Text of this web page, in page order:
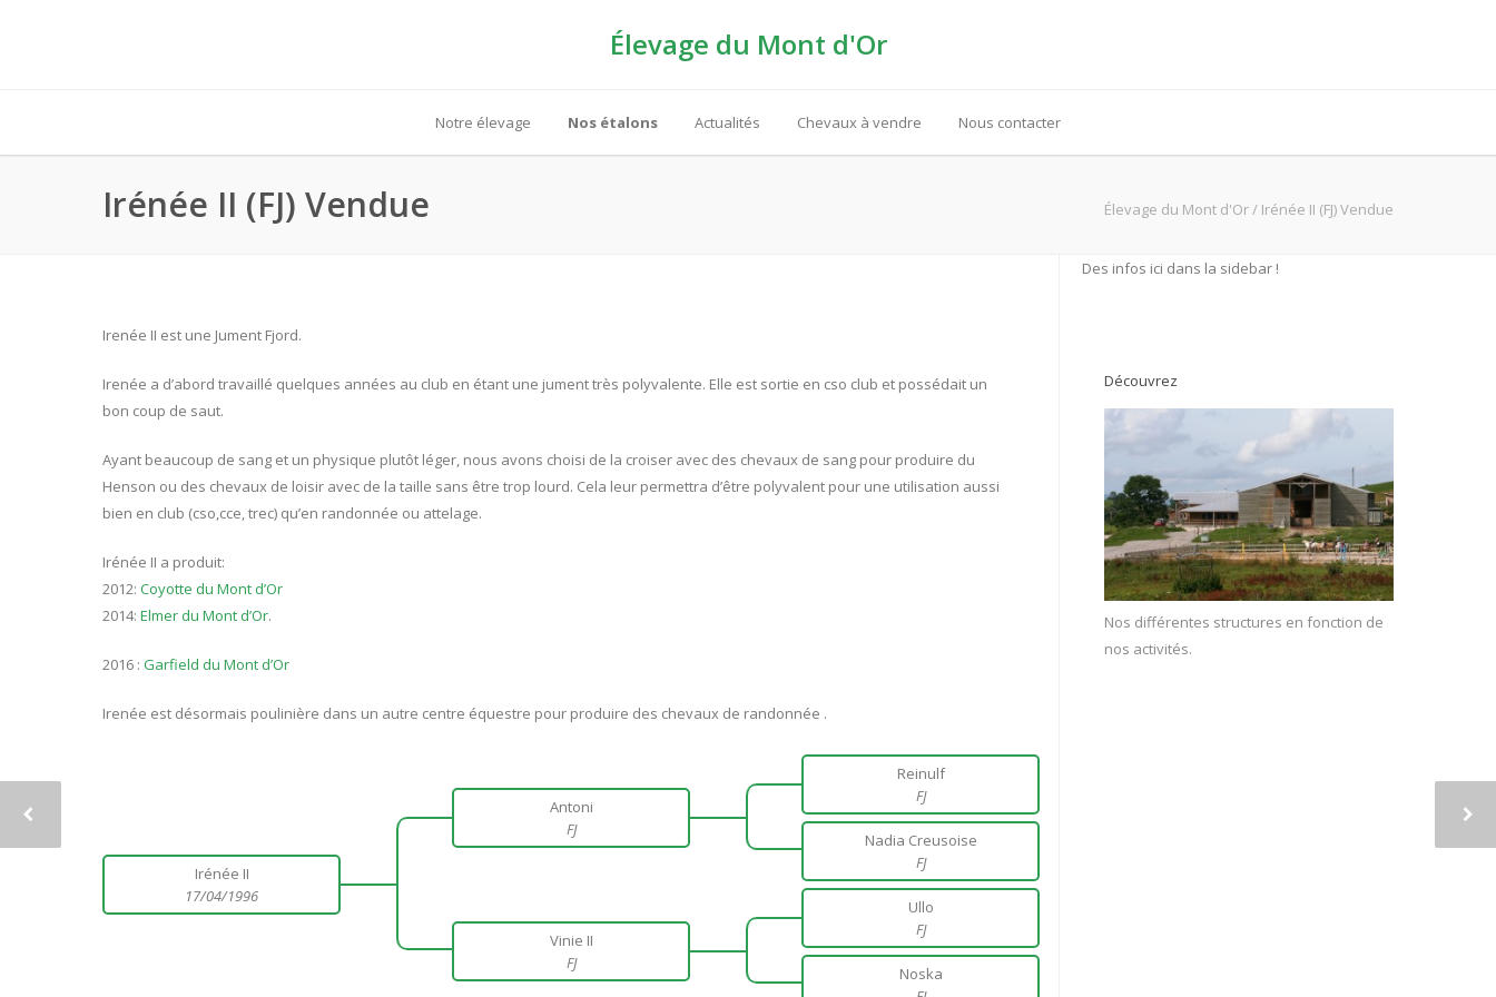
Élevage du Mont d'Or
Notre élevage Nos étalons Actualités Chevaux à vendre Nous contacter
Irénée II (FJ) Vendue Élevage du Mont d'Or/ Irénée II (FJ) Vendue
Irenée II est une Jument Fjord.
Irenée a d’abord travaillé quelques années au club en étant une jument très polyvalente. Elle est sortie en cso club et possédait un
bon coup de saut.
Ayant beaucoup de sang et un physique plutôt léger, nous avons choisi de la croiser avec des chevaux de sang pour produire du
Henson ou des chevaux de loisir avec de la taille sans être trop lourd. Cela leur permettra d’être polyvalent pour une utilisation aussi
bien en club (cso,cce, trec) qu’en randonnée ou attelage.
Irénée II a produit:
2012: Coyotte du Mont d’Or
2014: Elmer du Mont d’Or.
2016 : Garfield du Mont d’Or
Irenée est désormais poulinière dans un autre centre équestre pour produire des chevaux de randonnée .
Irénée II
17/04/1996
Antoni
FJ
Reinulf
FJ
Nadia Creusoise
FJ
Vinie II
FJ
Ullo
FJ
Noska
Des infos ici dans la sidebar !
Découvrez
Nos différentes structures en fonction de
nos activités.